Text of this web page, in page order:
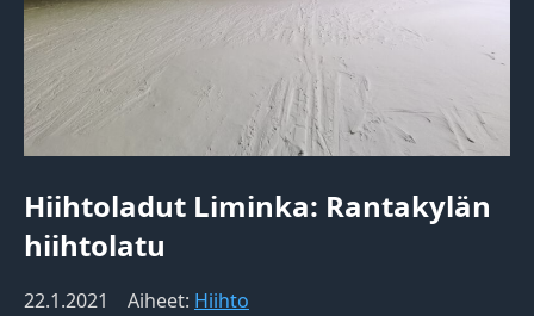
Hiihtoladut Liminka: Rantakylän
hiihtolatu
22.1.2021 Aiheet: Hiihto